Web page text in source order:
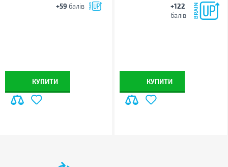
+59 балів
КУПИТИ
+122
балів
КУПИТИ